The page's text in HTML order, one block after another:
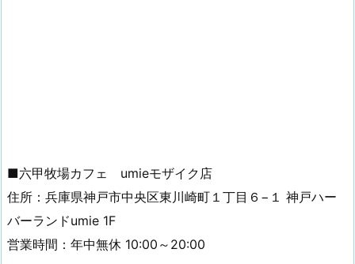
■六甲牧場カフェ umieモザイク店
住所：兵庫県神戸市中央区東川崎町１丁目６−１ 神戸ハー
バーランドumie 1F
営業時間：年中無休 10:00～20:00